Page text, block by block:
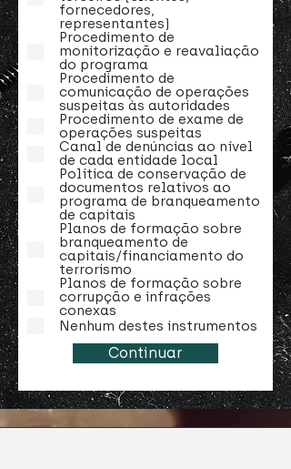
fornecedores,
representantes)
Procedimento de
monitorização e reavaliação
do programa
Procedimento de
comunicação de operações
suspeitas às autoridades
Procedimento de exame de
operações suspeitas
Canal de denúncias ao nível
de cada entidade local
Política de conservação de
documentos relativos ao
programa de branqueamento
de capitais
Planos de formação sobre
branqueamento de
capitais/financiamento do
terrorismo
Planos de formação sobre
corrupção e infrações
conexas
Nenhum destes instrumentos
Continuar